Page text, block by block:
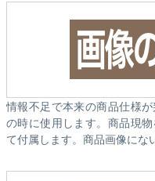
情報不足で本来の商品仕様
の時に使用します。商品現
て付属します。商品画像にな